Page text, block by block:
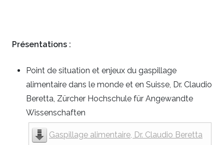
Présentations :
Point de situation et enjeux du gaspillage
alimentaire dans le monde et en Suisse, Dr. Claudio
Beretta, Zürcher Hochschule für Angewandte
Wissenschaften
Gaspillage alimentaire, Dr. Claudio Beretta